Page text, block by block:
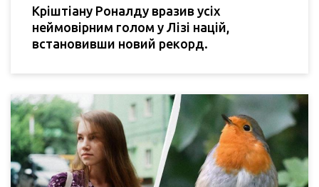
Кріштіану Роналду вразив усіх
неймовірним голом у Лізі націй,
встановивши новий рекорд.